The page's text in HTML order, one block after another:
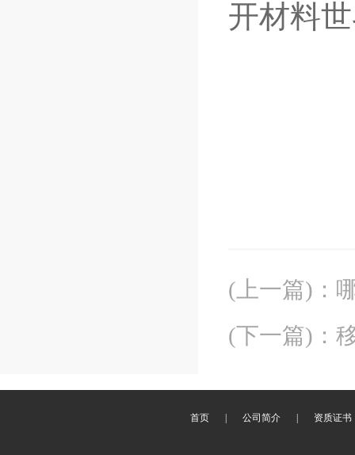
开材料
(上一篇) ：
(下一篇) ：
首页 公司简介 资质证书